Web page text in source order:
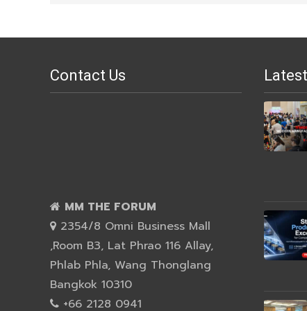
Contact Us
MM THE FORUM
2354/8 Omni Business Mall
,Room B3, Lat Phrao 116 Allay,
Phlab Phla, Wang Thonglang
Bangkok 10310
+66 2128 0941